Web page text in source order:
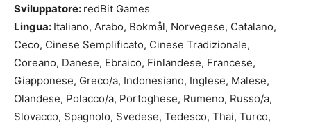
Sviluppatore: redBit Games
Lingua: Italiano, Arabo, Bokmål, Norvegese, Catalano,
Ceco, Cinese Semplificato, Cinese Tradizionale,
Coreano, Danese, Ebraico, Finlandese, Francese,
Giapponese, Greco/a, Indonesiano, Inglese, Malese,
Olandese, Polacco/a, Portoghese, Rumeno, Russo/a,
Slovacco, Spagnolo, Svedese, Tedesco, Thai, Turco,